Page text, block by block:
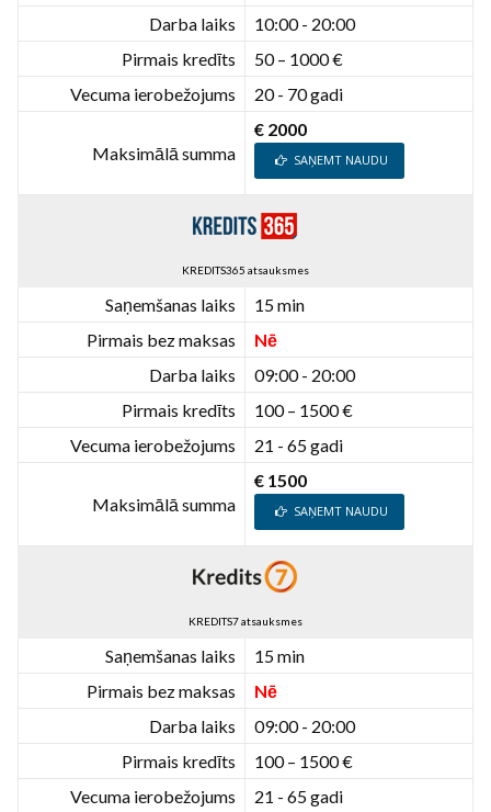
Darba laiks
10:00 - 20:00
Pirmais kredīts
50 – 1000 €
Vecuma ierobežojums
20 - 70 gadi
Maksimālā summa
€ 2000
SAŅEMT NAUDU
KREDITS365 atsauksmes
Saņemšanas laiks
15 min
Pirmais bez maksas
Nē
Darba laiks
09:00 - 20:00
Pirmais kredīts
100 – 1500 €
Vecuma ierobežojums
21 - 65 gadi
Maksimālā summa
€ 1500
SAŅEMT NAUDU
KREDITS7 atsauksmes
Saņemšanas laiks
15 min
Pirmais bez maksas
Nē
Darba laiks
09:00 - 20:00
Pirmais kredīts
100 – 1500 €
Vecuma ierobežojums
21 - 65 gadi